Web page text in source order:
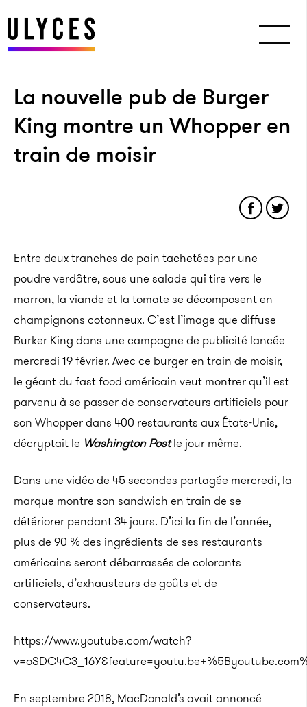
La nouvelle pub de Burger
King montre un Whopper en
train de moisir
Entre deux tranches de pain tachetées par une
poudre verdâtre, sous une salade qui tire vers le
marron, la viande et la tomate se décomposent en
champignons cotonneux. C’est l’image que diffuse
Burker King dans une campagne de publicité lancée
mercredi 19 février. Avec ce burger en train de moisir,
le géant du fast food américain veut montrer qu’il est
parvenu à se passer de conservateurs artificiels pour
son Whopper dans 400 restaurants aux États-Unis,
décryptait le Washington Postle jour même.
Dans une vidéo de 45 secondes partagée mercredi, la
marque montre son sandwich en train de se
détériorer pendant 34 jours. D’ici la fin de l’année,
plus de 90 % des ingrédients de ses restaurants
américains seront débarrassés de colorants
artificiels, d’exhausteurs de goûts et de
conservateurs.
https://www.youtube.com/watch?
En septembre 2018, MacDonald’s avait annoncé